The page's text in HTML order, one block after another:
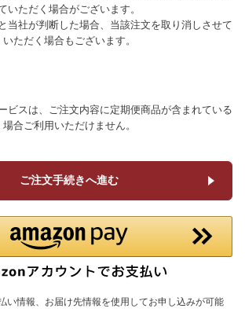
いただく場合がございます。
当社が判断した場合、当該注文を取り消しさせて
いただく場合もございます。
ビスは、ご注文内容に定期便商品が含まれている
場合ご利用いただけません。
ご注文手続きへ進む
い情報、お届け先情報を使用してお申し込みが可能